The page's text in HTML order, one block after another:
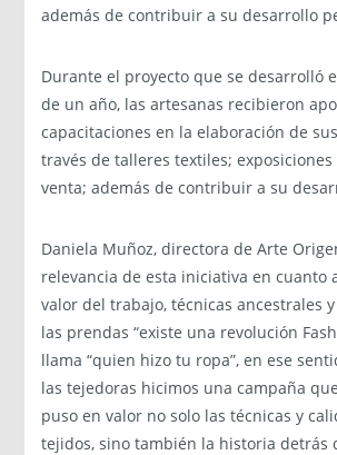
además de contribuir a su desarrollo
Durante el proyecto que se desarrolló
de un año, las artesanas recibieron
capacitaciones en la elaboración de
través de talleres textiles;
venta; además de contribuir a su
Daniela Muñoz, directora de Arte
relevancia de esta iniciativa en cuanto
valor del trabajo, técnicas ancestrales
las prendas “existe una revolución
llama “quien hizo tu ropa”, en ese
las tejedoras hicimos una campaña
puso en valor no solo las técnicas y
tejidos, sino también la historia detrás